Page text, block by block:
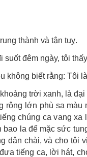
thành và tận tuỵ.
đêm ngày, tôi
không biết rằng: Tôi
trời xanh, là
rộng lớn phù sa
chúng ca vang
bao la để mặc sức
dân chài, và cho tôi
tiếng ca, lời hát,